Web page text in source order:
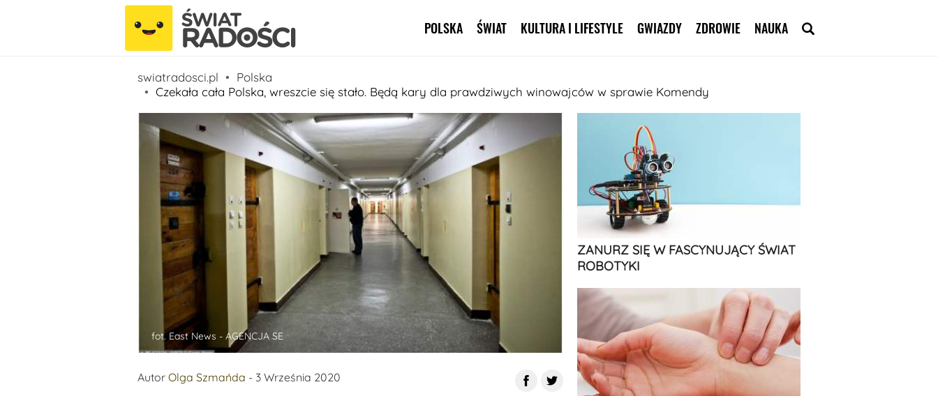
Pomiń nawigację
POLSKA ŚWIAT KULTURA I LIFESTYLE GWIAZDY ZDROWIE NAUKA
swiatradosci.pl
Polska
Czekała cała Polska, wreszcie się stało. Będą kary dla prawdziwych winowajców w sprawie Komendy
fot. East News - AGENCJA SE
Autor Olga Szmańda - 3 Września 2020
ZANURZ SIĘ W FASCYNUJĄCY ŚWIAT
ROBOTYKI